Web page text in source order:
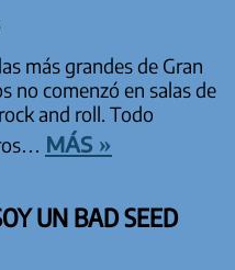
más grandes de Gran
no comenzó en salas de
and roll. Todo
más »
UN BAD SEED